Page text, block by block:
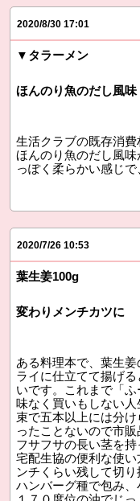
2020/8/30 17:01
▼タラーメン
ほんのり魚のだし風味
生活クラブの既存消費
ほんのり魚のだし風
っぽく柔らかい感じで
2020/7/26 10:53
葉生姜100g
変わりメンチカツに
ある料理本で、葉生
ライに仕立てて揚げ
いです。これまで「
味なく買いもしない
束で五本以上には分
ったことないので市
フサフサの長い茎を持
宅配生協の便利な使
ンチくらい残して切
ハンバーグ種で包み